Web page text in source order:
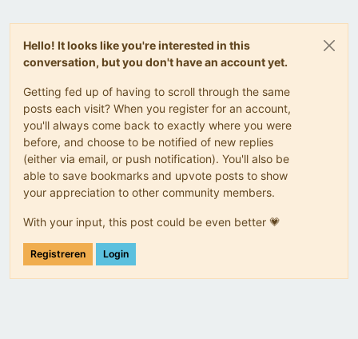
Hello! It looks like you're interested in this
conversation, but you don't have an account yet.
Getting fed up of having to scroll through the same
posts each visit? When you register for an account,
you'll always come back to exactly where you were
before, and choose to be notified of new replies
(either via email, or push notification). You'll also be
able to save bookmarks and upvote posts to show
your appreciation to other community members.
With your input, this post could be even better 💗
Registreren Login